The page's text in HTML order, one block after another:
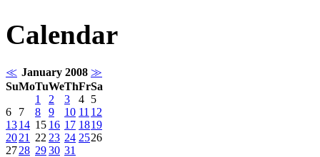
Calendar
≪ January 2008 ≫
SuMoTuWeThFrSa
1
2 3 4 5
6
7 8 9 10 11 12
1314 15 16 17 1819
2021 22 23 24 2526
2728 2930 31